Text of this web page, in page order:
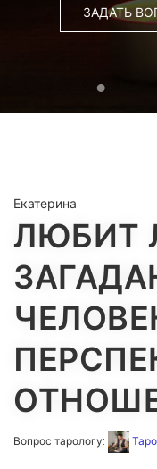
ЗАДАТЬ
Екатерина
ЛЮБИТ
Вопрос тарологу: